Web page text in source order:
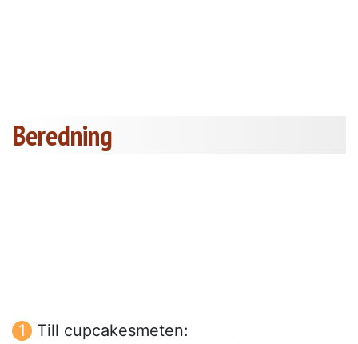
Beredning
Till cupcakesmeten: